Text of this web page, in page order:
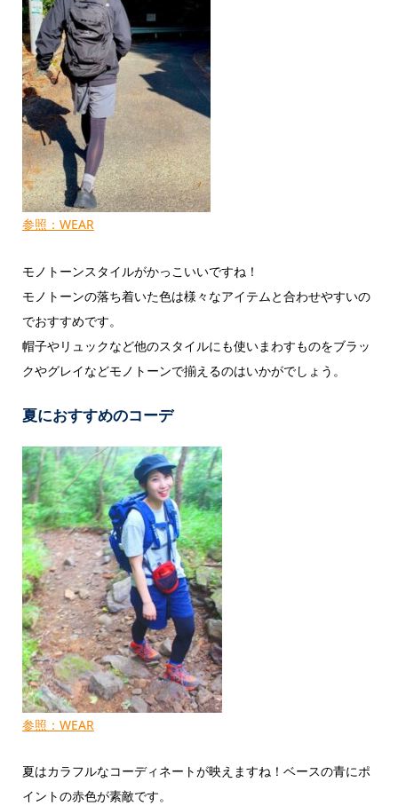
参照：WEAR
モノトーンスタイルがかっこいいですね！
モノトーンの落ち着いた色は様々なアイテムと合わせやすいの
でおすすめです。
帽子やリュックなど他のスタイルにも使いまわすものをブラッ
クやグレイなどモノトーンで揃えるのはいかがでしょう。
夏におすすめのコーデ
参照：WEAR
夏はカラフルなコーディネートが映えますね！ベースの青にポ
イントの赤色が素敵です。